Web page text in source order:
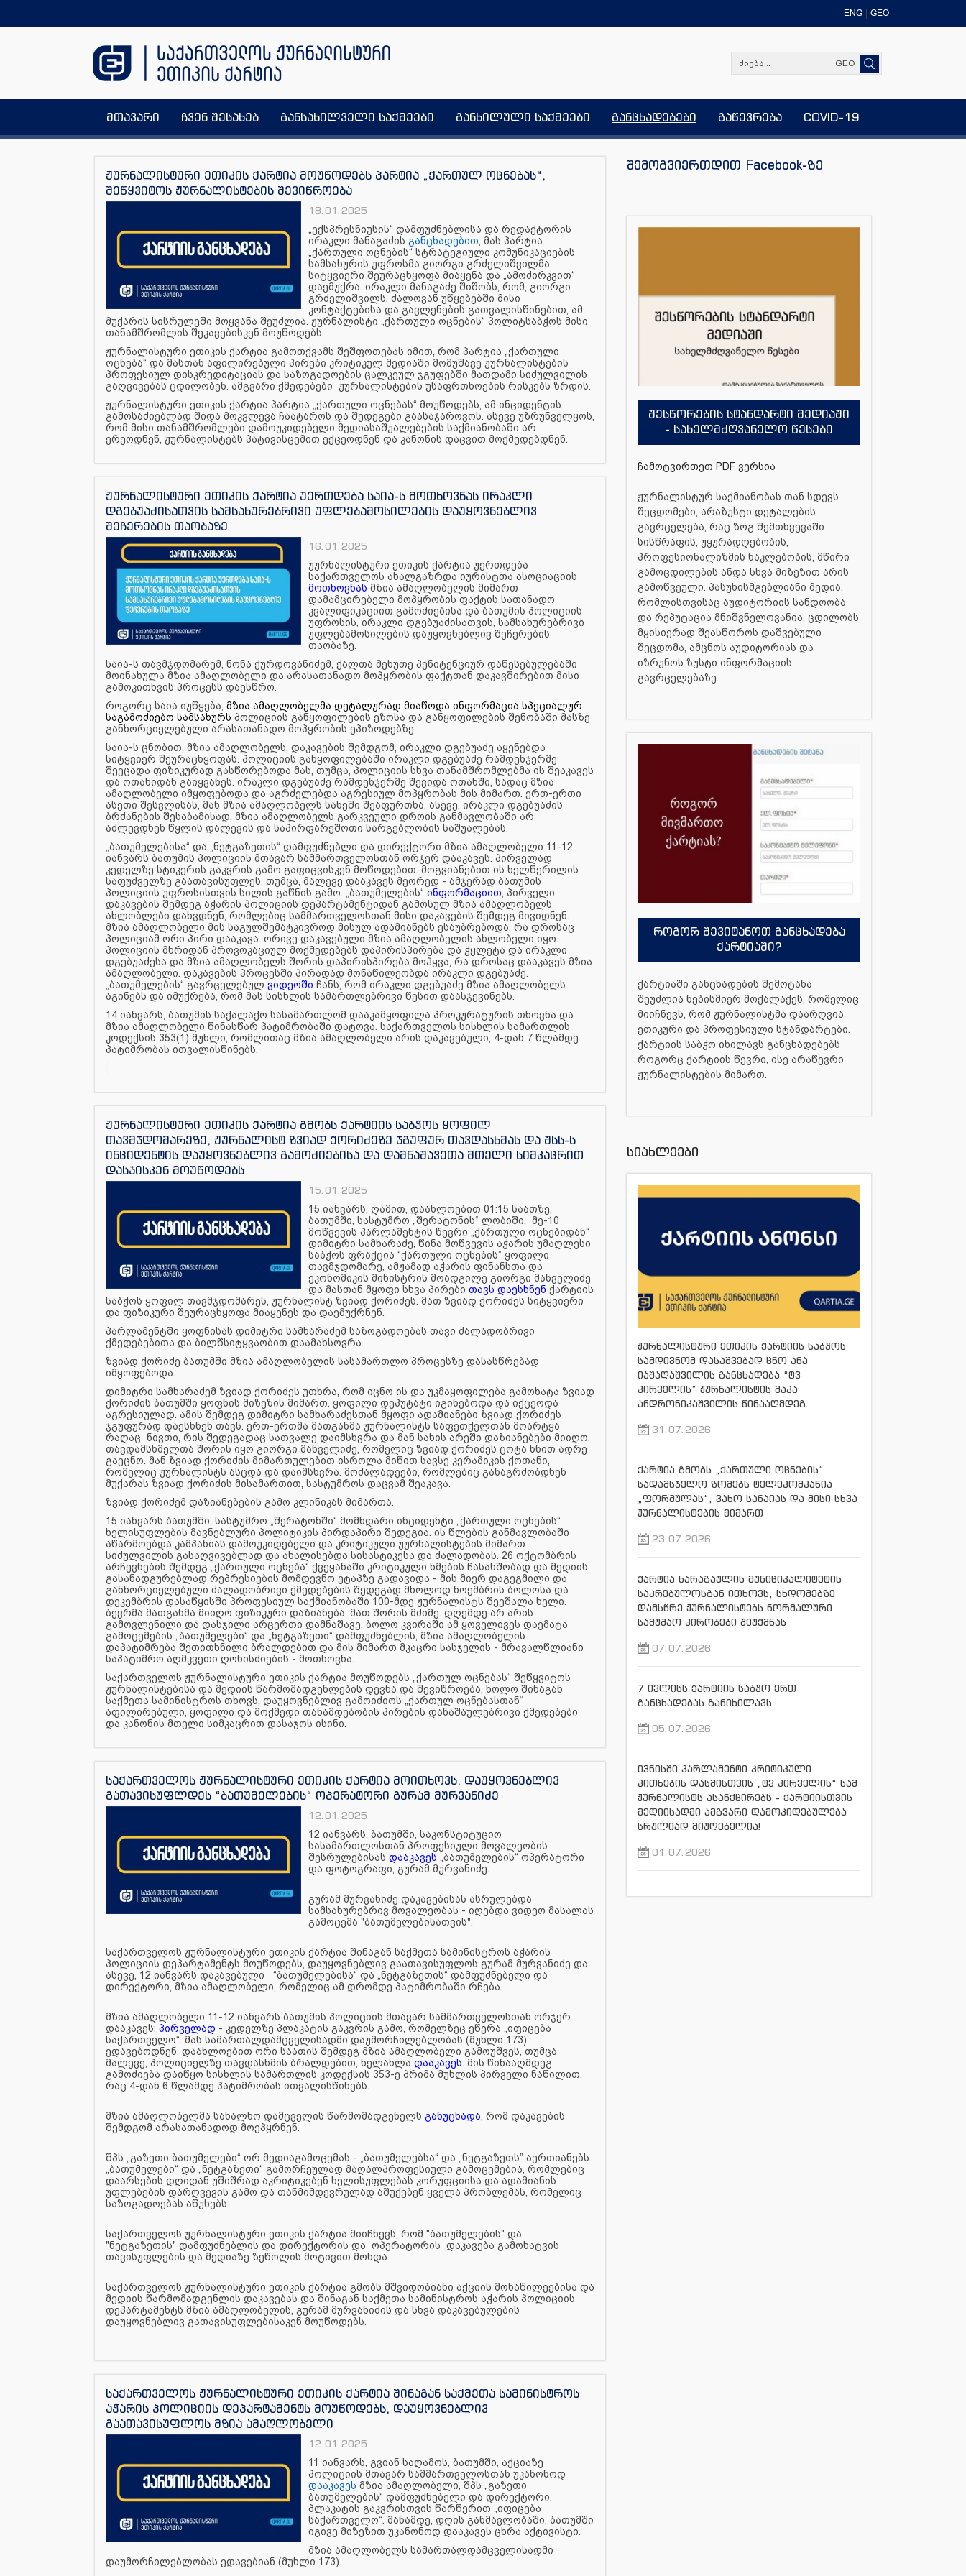
ENG GEO
GEO
მთავარი ჩვენ შესახებ განსახილველი საქმეები განხილული საქმეები განცხადებები გაწევრება COVID-19
ჟურნალისტური ეთიკის ქარტია მოუწოდებს პარტია „ქართულ ოცნებას“,
შეწყვიტოს ჟურნალისტების შევიწროება
18.01.2025
„ექსპრესნიუსის“ დამფუძნებლისა და რედაქტორის
ირაკლი მანაგაძის განცხადებით , მას პარტია
„ქართული ოცნების“ სტრატეგიული კომუნიკაციების
სამსახურის უფროსმა გიორგი გრძელიშვილმა
სიტყვიერი შეურაცხყოფა მიაყენა და „ამოძირკვით“
დაემუქრა. ირაკლი მანაგაძე შიშობს, რომ, გიორგი
გრძელიშვილს, ძალოვან უწყებებში მისი
კონტაქტებისა და გავლენების გათვალისწინებით, ამ
მუქარის სისრულეში მოყვანა შეუძლია. ჟურნალისტი „ქართული ოცნების“ პოლიტსაბჭოს მისი
თანამშრომლის შეკავებისკენ მოუწოდებს.
ჟურნალისტური ეთიკის ქარტია გამოთქვამს შეშფოთებას იმით, რომ პარტია „ქართული
ოცნება“ და მასთან აფილირებული პირები კრიტიკულ მედიაში მომუშავე ჟურნალისტების
პროფესიულ დისკრედიტაციას და საზოგადოების ცალკეულ ჯგუფებში მათდამი სიძულვილის
გაღვივებას ცდილობენ. ამგვარი ქმედებები
ჟურნალისტების უსაფრთხოების რისკებს ზრდის.
ჟურნალისტური ეთიკის ქარტია პარტია „ქართული ოცნებას“ მოუწოდებს, ამ ინციდენტის
გამოსაძიებლად შიდა მოკვლევა ჩაატაროს და შედეგები გაასაჯაროვოს. ასევე უზრუნველყოს,
რომ მისი თანამშრომლები დამოუკიდებელი მედიასაშუალებების საქმიანობაში არ
ერეოდნენ, ჟურნალისტებს პატივისცემით ექცეოდნენ და კანონის დაცვით მოქმედებდნენ.
ჟურნალისტური ეთიკის ქარტია უერთდება საია-ს მოთხოვნას ირაკლი
დგებუაძისათვის სამსახურებრივი უფლებამოსილების დაუყოვნებლივ
შეჩერების თაობაზე
16.01.2025
ჟურნალისტური ეთიკის ქარტია უერთდება
საქართველოს ახალგაზრდა იურისტთა ასოციაციის
მოთხოვნას მზია ამაღლობელის მიმართ
დამამცირებელი მოპყრობის ფაქტის სათანადო
კვალიფიკაციით გამოძიებისა და ბათუმის პოლიციის
უფროსის, ირაკლი დგებუაძისათვის, სამსახურებრივი
უფლებამოსილების დაუყოვნებლივ შეჩერების
თაობაზე.
საია-ს თავმჯდომარემ, ნონა ქურდოვანიძემ, ქალთა მეხუთე პენიტენციურ დაწესებულებაში
მოინახულა მზია ამაღლობელი და არასათანადო მოპყრობის ფაქტთან დაკავშირებით მისი
გამოკითხვის პროცესს დაესწრო.
როგორც საია იუწყება, მზია ამაღლობელმა დეტალურად მიაწოდა ინფორმაცია სპეციალურ
საგამოძიებო სამსახურს პოლიციის განყოფილების ეზოსა და განყოფილების შენობაში მასზე
განხორციელებული არასათანადო მოპყრობის ეპიზოდებზე.
საია-ს ცნობით, მზია ამაღლობელს, დაკავების შემდგომ, ირაკლი დგებუაძე აყენებდა
სიტყვიერ შეურაცხყოფას. პოლიციის განყოფილებაში ირაკლი დგებუაძე რამდენჯერმე
შეეცადა ფიზიკურად გასწორებოდა მას, თუმცა, პოლიციის სხვა თანამშრომლებმა ის შეაკავეს
და ოთახიდან გაიყვანეს. ირაკლი დგებუაძე რამდენჯერმე შევიდა ოთახში, სადაც მზია
ამაღლობელი იმყოფებოდა და აგრძელებდა აგრესიულ მოპყრობას მის მიმართ. ერთ-ერთი
ასეთი შესვლისას, მან მზია ამაღლობელს სახეში შეაფურთხა. ასევე, ირაკლი დგებუაძის
ბრძანების შესაბამისად, მზია ამაღლობელს გარკვეული დროის განმავლობაში არ
აძლევდნენ წყლის დალევის და საპირფარეშოთი სარგებლობის საშუალებას.
„ბათუმელებისა“ და „ნეტგაზეთის“ დამფუძნებლი და დირექტორი მზია ამაღლობელი 11-12
იანვარს ბათუმის პოლიციის მთავარ სამმართველოსთან ორჯერ დააკავეს. პირველად
კედელზე სტიკერის გაკვრის გამო გაფიცვისკენ მოწოდებით. მოგვიანებით ის ხელწერილის
საფუძველზე გაათავისუფლეს. თუმცა, მალევე დააკავეს მეორედ - ამჯერად ბათუმის
პოლიციის უფროსისთვის სილის გაწნის გამო. „ბათუმელების“ ინფორმაციით , პირველი
დაკავების შემდეგ აჭარის პოლიციის დეპარტამენტიდან გამოსულ მზია ამაღლობელს
ახლობლები დახვდნენ, რომლებიც სამმართველოსთან მისი დაკავების შემდეგ მივიდნენ.
მზია ამაღლობელი მის საგულშემატკივროდ მისულ ადამიანებს ესაუბრებოდა, რა დროსაც
პოლიციამ ორი პირი დააკავა. ორივე დაკავებული მზია ამაღლობელის ახლობელი იყო.
პოლიციის მხრიდან პროვოკაციულ მოქმედებებს დაპირისპირება და ჭყლეტა და ირაკლი
დგებუაძესა და მზია ამაღლობელს შორის დაპირისპირება მოჰყვა, რა დროსაც დააკავეს მზია
ამაღლობელი. დაკავების პროცესში პირადად მონაწილეობდა ირაკლი დგებუაძე.
„ბათუმელების“ გავრცელებულ ვიდეოში ჩანს, რომ ირაკლი დგებუაძე მზია ამაღლობელს
აგინებს და იმუქრება, რომ მას სისხლის სამართლებრივი წესით დაასჯევინებს.
14 იანვარს, ბათუმის საქალაქო სასამართლომ დააკამყოფილა პროკურატურის თხოვნა და
მზია ამაღლობელი წინასწარ პატიმრობაში დატოვა. საქართველოს სისხლის სამართლის
კოდექსის 353(1) მუხლი, რომლითაც მზია ამაღლობელი არის დაკავებული, 4-დან 7 წლამდე
პატიმრობას ითვალისწინებს.
ჟურნალისტური ეთიკის ქარტია გმობს ქარტიის საბჭოს ყოფილ
თავმჯდომარეზე, ჟურნალისტ ზვიად ქორიძეზე ჯგუფურ თავდასხმას და შსს-ს
ინციდენტის დაუყოვნებლივ გამოძიებისა და დამნაშავეთა მთელი სიმკაცრით
დასჯისკენ მოუწოდებს
15.01.2025
15 იანვარს, ღამით, დაახლოებით 01:15 საათზე,
ბათუმში, სასტუმრო „შერატონის“ ლობიში, მე-10
მოწვევის პარლამენტის წევრი „ქართული ოცნებიდან“
დიმიტრი სამხარაძე, წინა მოწვევის აჭარის უმაღლესი
საბჭოს ფრაქცია “ქართული ოცნების” ყოფილი
თავმჯდომარე, ამჟამად აჭარის ფინანსთა და
ეკონომიკის მინისტრის მოადგილე გიორგი მანველიძე
და მასთან მყოფი სხვა პირები თავს დაესხნენ ქარტიის
საბჭოს ყოფილ თავმჯდომარეს, ჟურნალისტ ზვიად ქორიძეს. მათ ზვიად ქორიძეს სიტყვიერი
და ფიზიკური შეურაცხყოფა მიაყენეს და დაემუქრნენ.
პარლამენტში ყოფნისას დიმიტრი სამხარაძემ საზოგადოებას თავი ძალადობრივი
ქმედებებითა და ბილწსიტყვაობით დაამახსოვრა.
ზვიად ქორიძე ბათუმში მზია ამაღლობელის სასამართლო პროცესზე დასასწრებად
იმყოფებოდა.
დიმიტრი სამხარაძემ ზვიად ქორიძეს უთხრა, რომ იცნო ის და უკმაყოფილება გამოხატა ზვიად
ქორიძის ბათუმში ყოფნის მიზეზის მიმართ. ყოფილი დეპუტატი იგინებოდა და იქცეოდა
აგრესიულად. ამის შემდეგ დიმიტრი სამხარაძესთან მყოფი ადამიანები ზვიად ქორიძეს
ჯგუფურად დაესხნენ თავს. ერთ-ერთმა მათგანმა ჟურნალისტს საფეთქელთან მოარტყა
რაღაც ნივთი, რის შედეგადაც სათვალე დაიმსხვრა და მან სახის არეში დაზიანებები მიიღო.
თავდამსხმელთა შორის იყო გიორგი მანველიძე, რომელიც ზვიად ქორიძეს ცოტა ხნით ადრე
გაეცნო. მან ზვიად ქორიძის მიმართულებით ისროლა მიწით სავსე კერამიკის ქოთანი,
რომელიც ჟურნალისტს ასცდა და დაიმსხვრა. მოძალადეები, რომლებიც განაგრძობდნენ
მუქარას ზვიად ქორიძის მისამართით, სასტუმროს დაცვამ შეაკავა.
ზვიად ქორიძემ დაზიანებების გამო კლინიკას მიმართა.
15 იანვარს ბათუმში, სასტუმრო „შერატონში“ მომხდარი ინციდენტი „ქართული ოცნების“
ხელისუფლების მავნებლური პოლიტიკის პირდაპირი შედეგია. ის წლების განმავლობაში
აწარმოებდა კამპანიას დამოუკიდებელი და კრიტიკული ჟურნალისტების მიმართ
სიძულვილის გასაღვივებლად და ახალისებდა სისასტიკესა და ძალადობას. 26 ოქტომბრის
არჩევნების შემდეგ „ქართული ოცნება“ ქვეყანაში კრიტიკული ხმების ჩასახშობად და მედიის
გასანადგურებლად რეპრესიების მომდევნო ეტაპზე გადავიდა - მის მიერ დაგეგმილი და
განხორციელებული ძალადობრივი ქმედებების შედეგად მხოლოდ ნოემბრის ბოლოსა და
დეკემბრის დასაწყისში პროფესიულ საქმიანობაში 100-მდე ჟურნალისტს შეეშალა ხელი.
ბევრმა მათგანმა მიიღო ფიზიკური დაზიანება, მათ შორის მძიმე. დღემდე არ არის
გამოვლენილი და დასჯილი არცერთი დამნაშავე. ბოლო კვირაში ამ ყოველივეს დაემატა
გამოცემების „ბათუმელები“ და „ნეტგაზეთი“ დამფუძნებლის, მზია ამაღლობელის
დაპატიმრება შეთითხნილი ბრალდებით და მის მიმართ მკაცრი სასჯელის - მრავალწლიანი
საპატიმრო აღმკვეთი ღონისძიების - მოთხოვნა.
საქართველოს ჟურნალისტური ეთიკის ქარტია მოუწოდებს „ქართულ ოცნებას“ შეწყვიტოს
ჟურნალისტებისა და მედიის წარმომადგენლების დევნა და შევიწროება, ხოლო შინაგან
საქმეთა სამინისტროს თხოვს, დაუყოვნებლივ გამოიძიოს „ქართულ ოცნებასთან“
აფილირებული, ყოფილი და მოქმედი თანამდებობის პირების დანაშაულებრივი ქმედებები
და კანონის მთელი სიმკაცრით დასაჯოს ისინი.
საქართველოს ჟურნალისტური ეთიკის ქარტია მოითხოვს, დაუყოვნებლივ
გათავისუფლდეს “ბათუმელების“ ოპერატორი გურამ მურვანიძე
12.01.2025
12 იანვარს, ბათუმში, საკონსტიტუციო
სასამართლოსთან პროფესიული მოვალეობის
შესრულებისას დააკავეს „ბათუმელების“ ოპერატორი
და ფოტოგრაფი, გურამ მურვანიძე.
გურამ მურვანიძე დაკავებისას ასრულებდა
სამსახურებრივ მოვალეობას - იღებდა ვიდეო მასალას
გამოცემა "ბათუმელებისათვის".
საქართველოს ჟურნალისტური ეთიკის ქარტია შინაგან საქმეთა სამინისტროს აჭარის
პოლიციის დეპარტამენტს მოუწოდებს, დაუყოვნებლივ გაათავისუფლოს გურამ მურვანიძე და
ასევე, 12 იანვარს დაკავებული “ბათუმელებისა“ და „ნეტგაზეთის“ დამფუძნებელი და
დირექტორი, მზია ამაღლობელი, რომელიც ამ დრომდე პატიმრობაში რჩება.
მზია ამაღლობელი 11-12 იანვარს ბათუმის პოლიციის მთავარ სამმართველოსთან ორჯერ
დააკავეს: პირველად - კედელზე პლაკატის გაკვრის გამო, რომელზეც ეწერა „იფიცება
საქართველო“. მას სამართალდამცველისადმი დაუმორჩილებლობას (მუხლი 173)
ედავებოდნენ. დაახლოებით ორი საათის შემდეგ მზია ამაღლობელი გამოუშვეს, თუმცა
მალევე, პოლიციელზე თავდასხმის ბრალდებით, ხელახლა დააკავეს . მის წინააღმდეგ
გამოძიება დაიწყო სისხლის სამართლის კოდექსის 353-ე პრიმა მუხლის პირველი ნაწილით,
რაც 4-დან 6 წლამდე პატიმრობას ითვალისწინებს.
მზია ამაღლობელმა სახალხო დამცველის წარმომადგენელს განუცხადა , რომ დაკავების
შემდგომ არასათანადოდ მოეპყრნენ.
შპს „გაზეთი ბათუმელები“ ორ მედიაგამოცემას - „ბათუმელებსა“ და „ნეტგაზეთს” აერთიანებს.
„ბათუმელები“ და „ნეტგაზეთი“ გამორჩეულად მაღალპროფესიული გამოცემებია, რომლებიც
დაარსების დღიდან უშიშრად აკრიტიკებენ ხელისუფლებას კორუფციისა და ადამიანის
უფლებების დარღვევის გამო და თანმიმდევრულად აშუქებენ ყველა პრობლემას, რომელიც
საზოგადოებას აწუხებს.
საქართველოს ჟურნალისტური ეთიკის ქარტია მიიჩნევს, რომ "ბათუმელების" და
"ნეტგაზეთის" დამფუძნებლის და დირექტორის და ოპერატორის დაკავება გამოხატვის
თავისუფლების და მედიაზე ზეწოლის მოტივით მოხდა.
საქართველოს ჟურნალისტური ეთიკის ქარტია გმობს მშვიდობიანი აქციის მონაწილეებისა და
მედიის წარმომადგენლის დაკავებას და შინაგან საქმეთა სამინისტროს აჭარის პოლიციის
დეპარტამენტს მზია ამაღლობელის, გურამ მურვანიძის და სხვა დაკავებულების
დაუყოვნებლივ გათავისუფლებისაკენ მოუწოდებს.
საქართველოს ჟურნალისტური ეთიკის ქარტია შინაგან საქმეთა სამინისტროს
აჭარის პოლიციის დეპარტამენტს მოუწოდებს, დაუყოვნებლივ
გაათავისუფლოს მზია ამაღლობელი
12.01.2025
11 იანვარს, გვიან საღამოს, ბათუმში, აქციაზე
პოლიციის მთავარ სამმართველოსთან უკანონოდ
დააკავეს მზია ამაღლობელი, შპს „გაზეთი
ბათუმელების“ დამფუძნებელი და დირექტორი,
პლაკატის გაკვრისთვის წარწერით „იფიცება
საქართველო“. მანამდე, დღის განმავლობაში, ბათუმში
იგივე მიზეზით უკანონოდ დააკავეს ცხრა აქტივისტი.
მზია ამაღლობელს სამართალდამცველისადმი
დაუმორჩილებლობას ედავებიან (მუხლი 173).
შემოგვიერთდით Facebook-ზე
შესწორების სტანდარტი მედიაში
- სახელმძღვანელო წესები
ჩამოტვირთეთ PDF ვერსია
ჟურნალისტურ საქმიანობას თან სდევს
შეცდომები, არაზუსტი დეტალების
გავრცელება, რაც ზოგ შემთხვევაში
სისწრაფის, უყურადღებობის,
პროფესიონალიზმის ნაკლებობის, მწირი
გამოცდილების ანდა სხვა მიზეზით არის
გამოწვეული. პასუხისმგებლიანი მედია,
რომლისთვისაც აუდიტორიის სანდოობა
და რეპუტაცია მნიშვნელოვანია, ცდილობს
მყისიერად შეასწოროს დაშვებული
შეცდომა, ამცნოს აუდიტორიას და
იზრუნოს ზუსტი ინფორმაციის
გავრცელებაზე.
როგორ შევიტანოთ განცხადება
ქარტიაში?
ქარტიაში განცხადების შემოტანა
შეუძლია ნებისმიერ მოქალაქეს, რომელიც
მიიჩნევს, რომ ჟურნალისტმა დაარღვია
ეთიკური და პროფესიული სტანდარტები.
ქარტიის საბჭო იხილავს განცხადებებს
როგორც ქარტიის წევრი, ისე არაწევრი
ჟურნალისტების მიმართ.
სიახლეები
ჟურნალისტური ეთიკის ქარტიის საბჭოს
სამდივნომ დასაშვებად ცნო ანა
იაშაღაშვილის განცხადება “ტვ
პირველის” ჟურნალისტის მაკა
ანდრონიკაშვილის წინააღმდეგ.
31.07.2026
ქარტია გმობს „ქართული ოცნების“
სადამსჯელო ზომებს ტელეკომპანია
„ფორმულას“, ვახო სანაიას და მისი სხვა
ჟურნალისტების მიმართ
23.07.2026
ქარტია ხარაგაულის მუნიციპალიტეტის
საკრებულოსგან ითხოვს, სხდომებზე
დამსწრე ჟურნალისტებს ნორმალური
სამუშაო პირობები შეუქმნას
07.07.2026
7 ივლისს ქარტიის საბჭო ერთ
განცხადებას განიხილავს
05.07.2026
ივნისში პარლამენტი კრიტიკული
კითხების დასმისთვის „ტვ პირველის“ სამ
ჟურნალისტს ასანქცირებს - ქარტიისთვის
მედიისადმი ამგვარი დამოკიდებულება
სრულიად მიუღებელია!
01.07.2026